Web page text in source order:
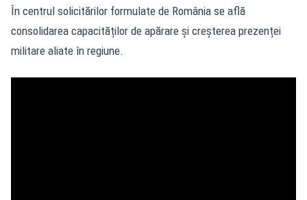
În centrul solicitărilor formulate de România se află
consolidarea capacităților de apărare și creșterea prezenței
militare aliate în regiune.